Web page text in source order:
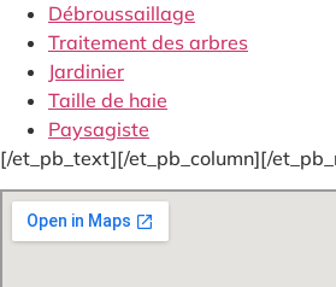
Débroussaillage
Traitement des arbres
Jardinier
Taille de haie
Paysagiste
[/et_pb_text][/et_pb_column][/